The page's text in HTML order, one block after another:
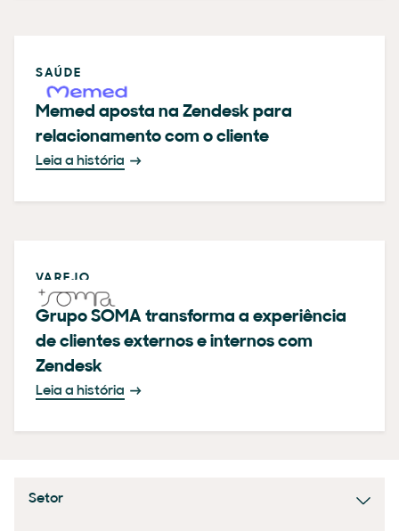
SAÚDE
Memed aposta na Zendesk para
relacionamento com o cliente
Leia a história
VAREJO
Grupo SOMA transforma a experiência
de clientes externos e internos com
Zendesk
Leia a história
Setor